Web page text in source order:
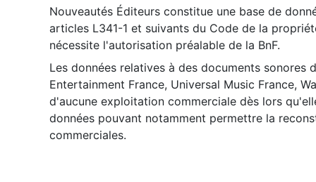
Nouveautés Éditeurs constitue une base de
articles L341-1 et suivants du Code de la
nécessite l'autorisation préalable de la BnF.
Les données relatives à des documents sonores
Entertainment France, Universal Music France,
d'aucune exploitation commerciale dès lors
données pouvant notamment permettre la
commerciales.